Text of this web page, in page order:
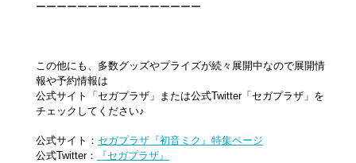
ーーーーーーーーーーーーーーーー
この他にも、多数グッズやプライズが続々展開中なので展開情
報や予約情報は
公式サイト「セガプラザ」または公式Twitter「セガプラザ」を
チェックしてください♪
公式サイト： セガプラザ『初音ミク』特集ページ
公式Twitter：
『セガプラザ』